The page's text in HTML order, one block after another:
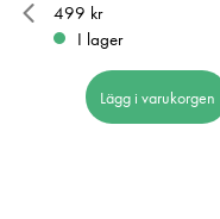
Pris: 499 kr
499 kr
I lager
Lägg i varukorgen